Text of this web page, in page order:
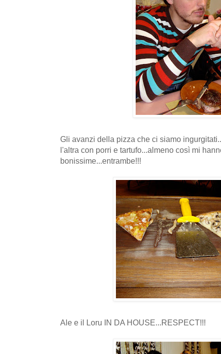
Gli avanzi della pizza che ci siamo
l'altra con porri e tartufo...almeno così mi
bonissime...entrambe!!!
Ale e il Loru IN DA HOUSE...RESPECT!!!